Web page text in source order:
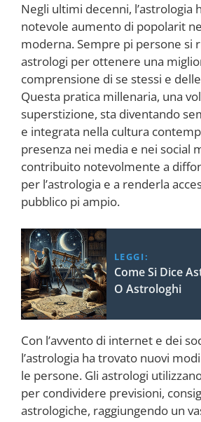
Negli ultimi decenni, l’astrologia
notevole aumento di popolarit
moderna. Sempre pi persone si
astrologi per ottenere una
comprensione di se stessi e
Questa pratica millenaria, una
superstizione, sta diventando
e integrata nella cultura
presenza nei media e nei social
contribuito notevolmente a
per l’astrologia e a renderla
pubblico pi ampio.
LEGGI:
Come Si Dice
O Astrologhi
Con l’avvento di internet e dei
l’astrologia ha trovato nuovi
le persone. Gli astrologi
per condividere previsioni,
astrologiche, raggiungendo un